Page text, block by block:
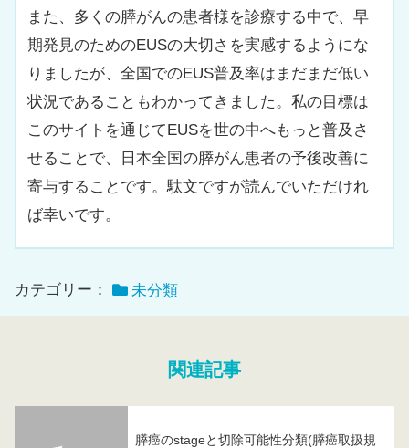
また、多くの膵がんの患者様を診療する中で、早
期発見のためのEUSの大切さを実感するようにな
りましたが、全国でのEUS普及率はまだまだ低い
状況であることもわかってきました。私の目標は
このサイトを通じてEUSを世の中へもっと普及さ
せることで、日本全国の膵がん患者の予後改善に
寄与することです。駄文ですが読んでいただけれ
ば幸いです。
カテゴリー： 未分類
関連記事
膵癌のstageと切除可能性分類(膵癌取扱規